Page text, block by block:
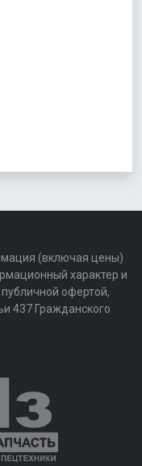
(включая цены)
характер и
офертой,
437 Гражданского